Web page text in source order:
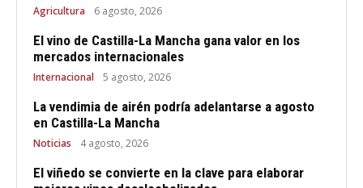
Agricultura 6 agosto, 2026
El vino de Castilla-La Mancha gana valor en los
mercados internacionales
Internacional 5 agosto, 2026
La vendimia de airén podría adelantarse a agosto
en Castilla-La Mancha
Noticias 4 agosto, 2026
El viñedo se convierte en la clave para elaborar